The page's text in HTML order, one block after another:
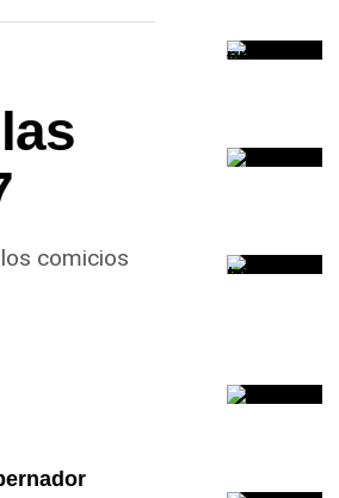
y la
comicios